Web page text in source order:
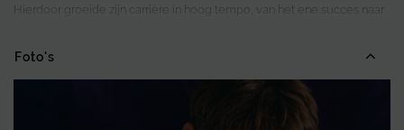
Hierdoor groeide zijn carrière in hoog tempo, van het ene succes naar
uitstraling en zijn vermogen om met zijn muziek een breed publiek te
Zijn doorbraak kwam in de Nederlandse urban scene na het winnen
Foto's